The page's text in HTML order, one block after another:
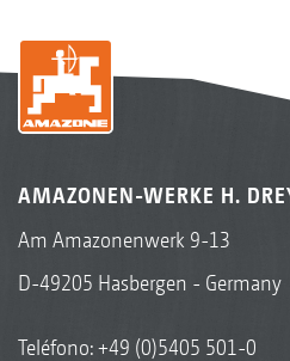
AMAZONEN-WERKE H.
Am Amazonenwerk 9-13
D-49205 Hasbergen - Germany
Teléfono:+49 (0)5405 501-0